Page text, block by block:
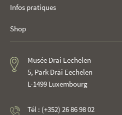
Infos pratiques
Shop
Musée Dräi Eechelen
5, Park Dräi Eechelen
L-1499 Luxembourg
Tél : (+352) 26 86 98 02